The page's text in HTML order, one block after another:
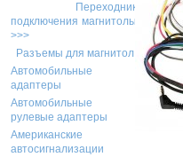
Переходник
подключения магнитолы
>>>
Разъемы для магнитол
Автомобильные
адаптеры
Автомобильные
рулевые адаптеры
Американские
автосигнализации